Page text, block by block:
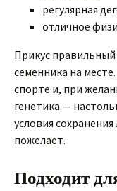
регулярная
отличное
Прикус
семенника на
спорте и, при
генетика —
условия
пожелает.
Подходит